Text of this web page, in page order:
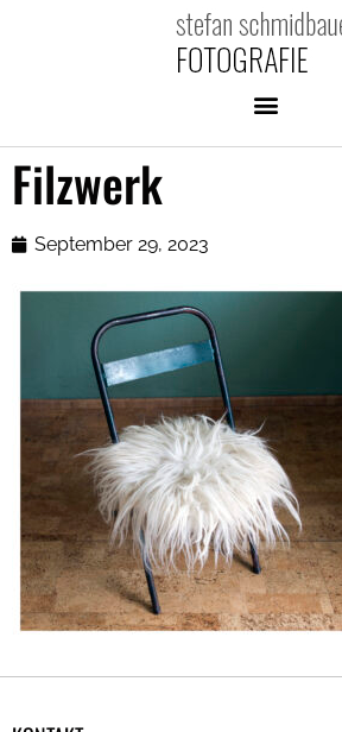
Filzwerk
September 29, 2023